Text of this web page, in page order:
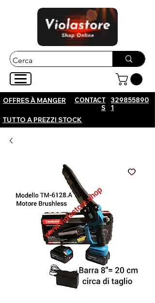
OFFRES À MANGER
CONTACT
S
329855890
1
TUTTO A PREZZI STOCK